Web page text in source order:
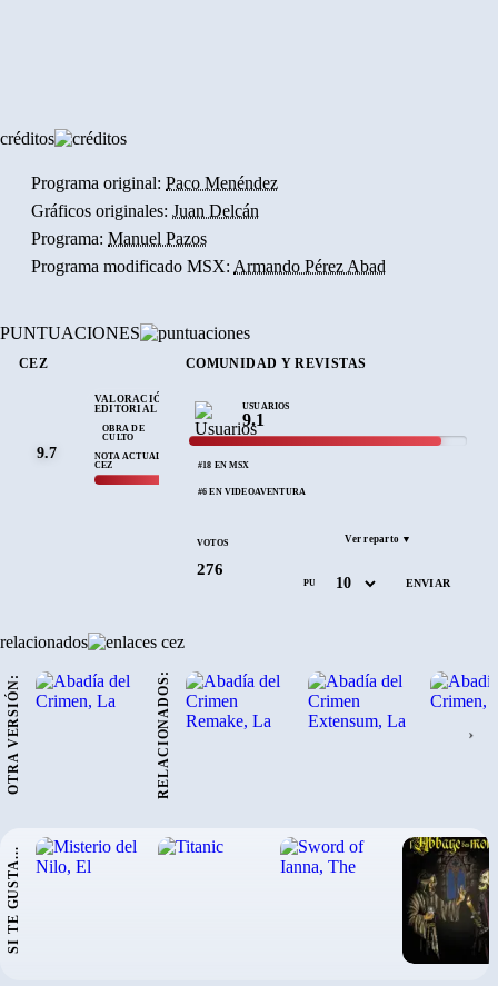
créditos
Programa original: Paco Menéndez
Gráficos originales: Juan Delcán
Programa: Manuel Pazos
Programa modificado MSX: Armando Pérez Abad
PUNTUACIONES
CEZ
9.7
VALORACIÓN
EDITORIAL
OBRA DE
CULTO
NOTA ACTUAL
CEZ
COMUNIDAD Y REVISTAS
USUARIOS
9.1
#18 EN MSX
#6 EN VIDEOAVENTURA
VOTOS
276
Ver reparto ▼
PUNTÚA
relacionados
OTRA VERSIÓN: RELACIONADOS: ›
SI TE GUSTA... ›